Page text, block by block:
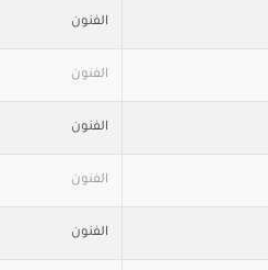
الفنون
الفنون
الفنون
الفنون
الفنون